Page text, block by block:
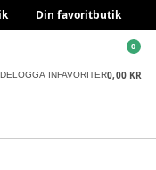
Din favoritbutik
LOGGA INFAVORITER0,00 KR
0